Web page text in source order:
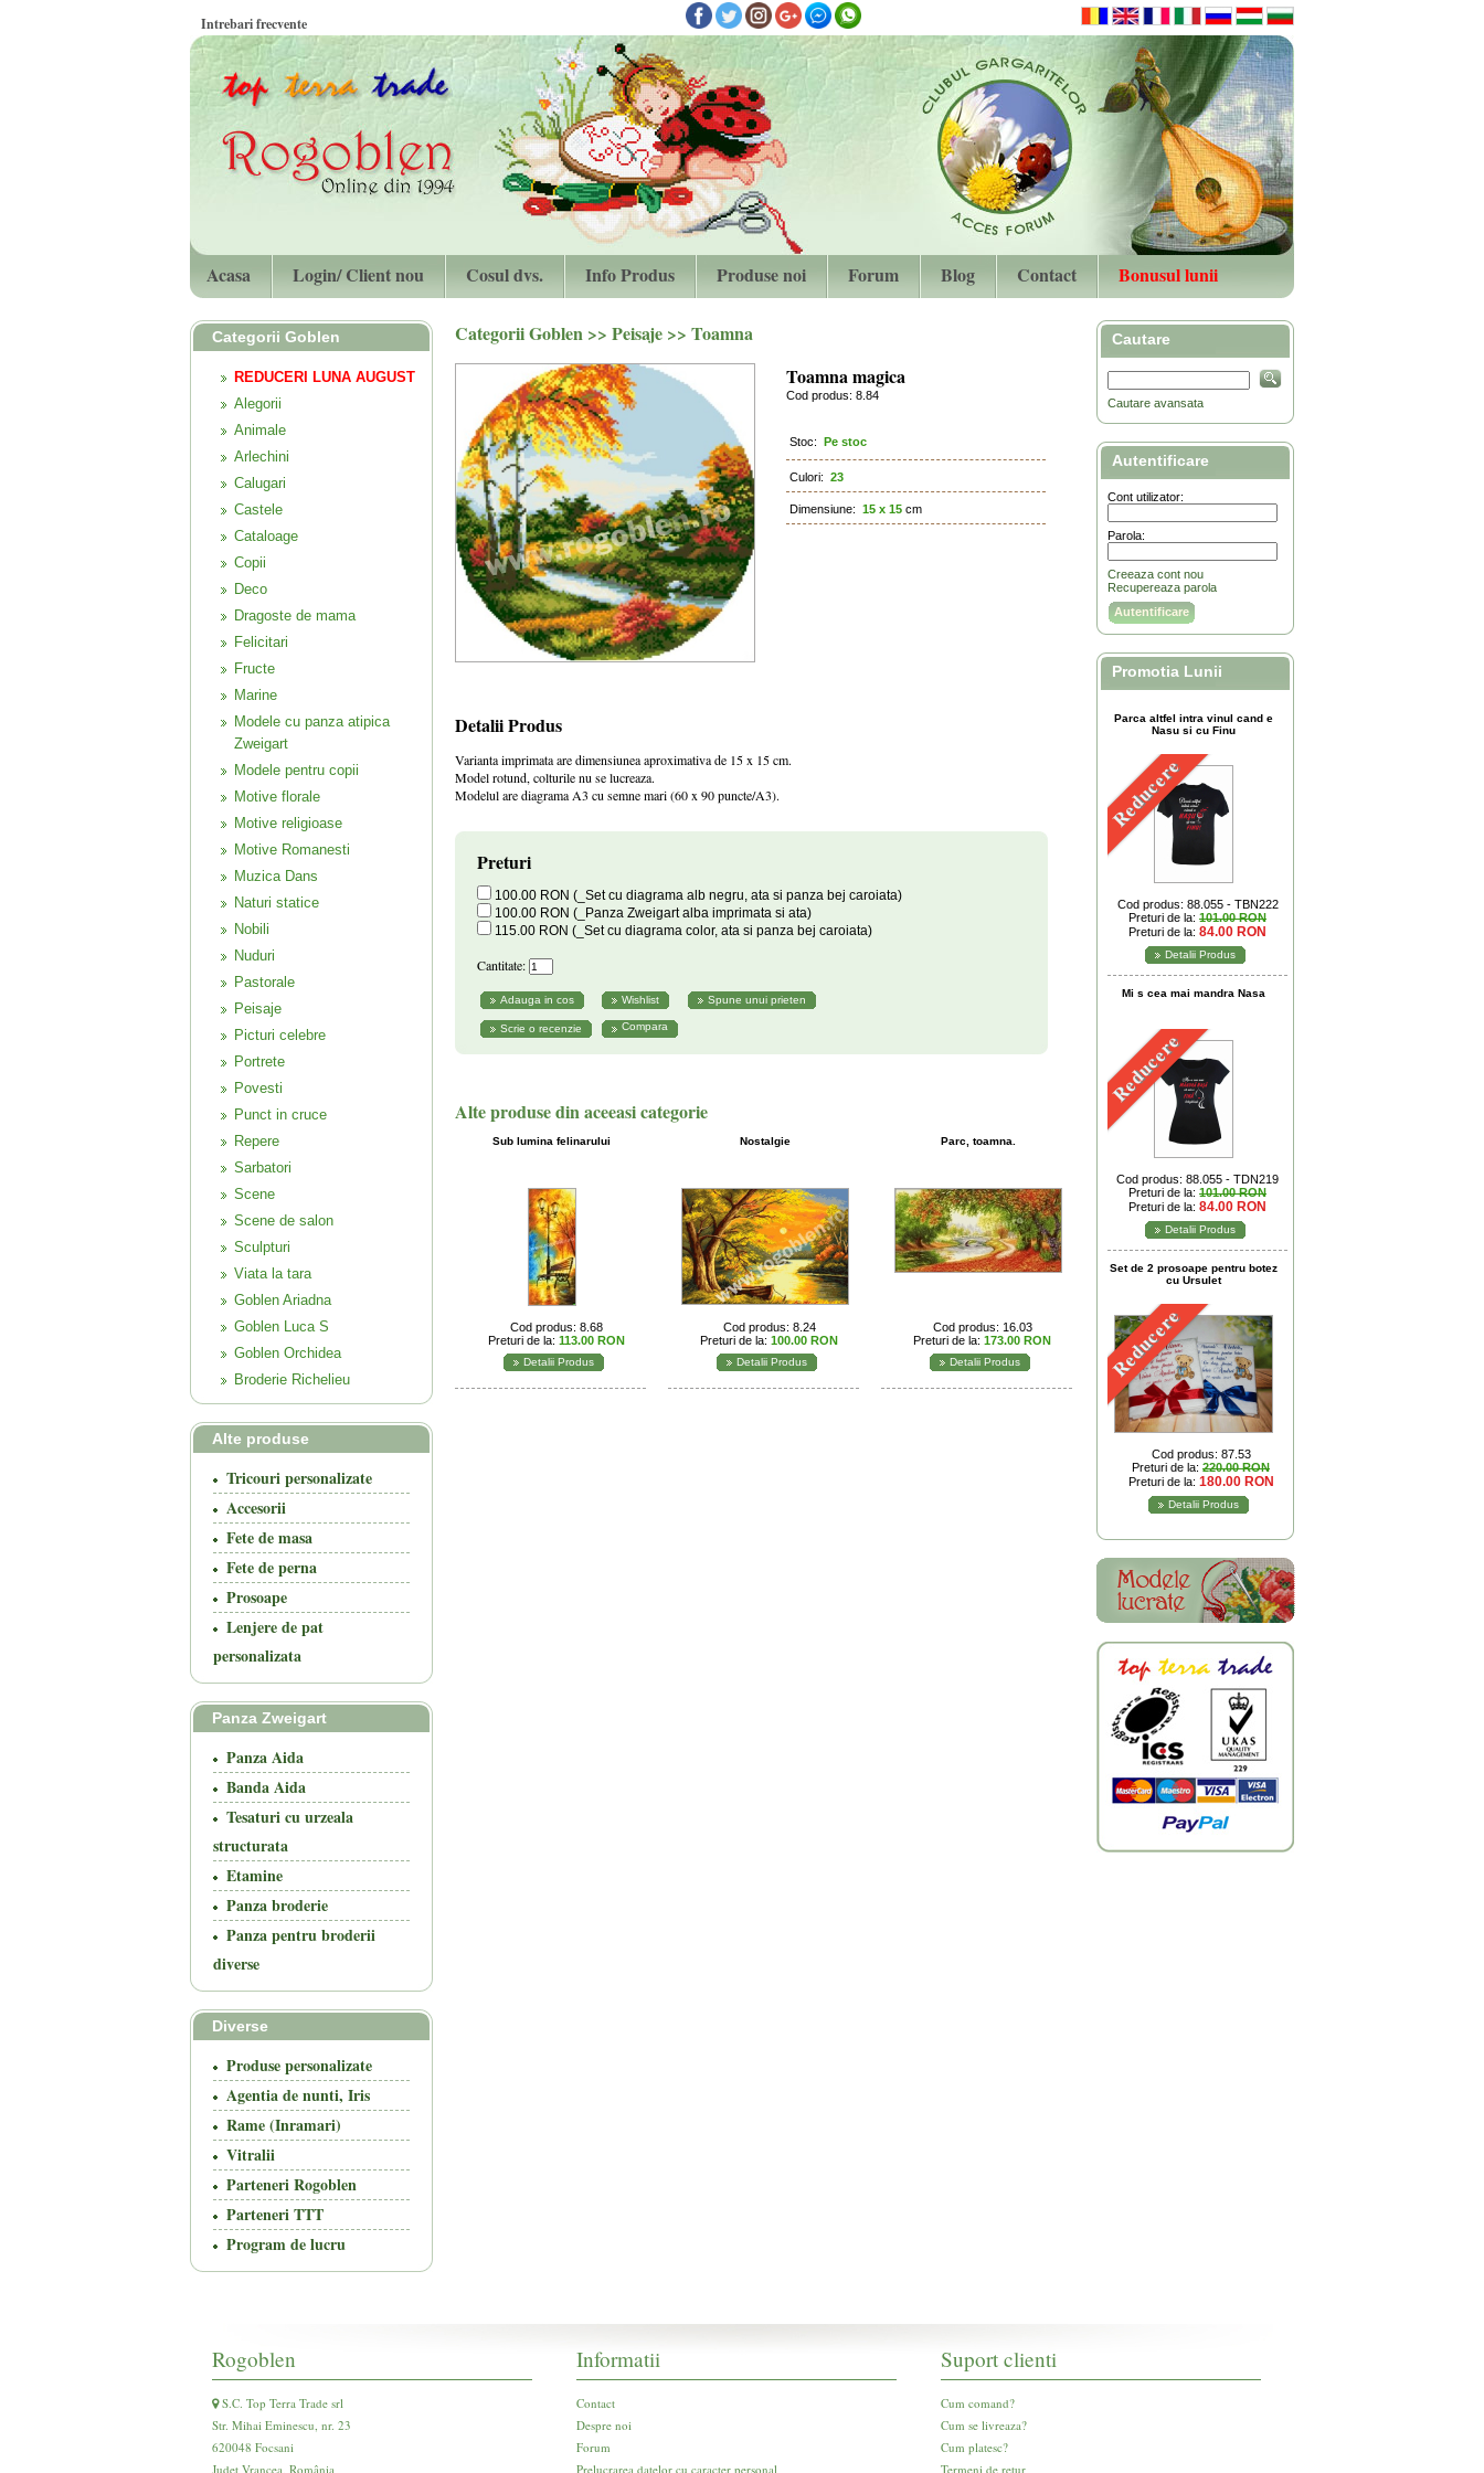
Intrebari frecvente
Acasa Login/ Client nou Cosul dvs. Info Produs Produse noi Forum Blog Contact Bonusul lunii
Categorii Goblen
REDUCERI LUNA AUGUST
Alegorii
Animale
Arlechini
Calugari
Castele
Cataloage
Copii
Deco
Dragoste de mama
Felicitari
Fructe
Marine
Modele cu panza atipica
Zweigart
Modele pentru copii
Motive florale
Motive religioase
Motive Romanesti
Muzica Dans
Naturi statice
Nobili
Nuduri
Pastorale
Peisaje
Picturi celebre
Portrete
Povesti
Punct in cruce
Repere
Sarbatori
Scene
Scene de salon
Sculpturi
Viata la tara
Goblen Ariadna
Goblen Luca S
Goblen Orchidea
Broderie Richelieu
Alte produse
Tricouri personalizate
Accesorii
Fete de masa
Fete de perna
Prosoape
Lenjere de pat
personalizata
Panza Zweigart
Panza Aida
Banda Aida
Tesaturi cu urzeala
structurata
Etamine
Panza broderie
Panza pentru broderii
diverse
Diverse
Produse personalizate
Agentia de nunti, Iris
Rame (Inramari)
Vitralii
Parteneri Rogoblen
Parteneri TTT
Program de lucru
Categorii Goblen >> Peisaje >> Toamna
Toamna magica
Cod produs: 8.84
Stoc: Pe stoc
Culori: 23
Dimensiune: 15 x 15 cm
Detalii Produs
Varianta imprimata are dimensiunea aproximativa de 15 x 15 cm.
Model rotund, colturile nu se lucreaza.
Modelul are diagrama A3 cu semne mari (60 x 90 puncte/A3).
Preturi
100.00 RON (_Set cu diagrama alb negru, ata si panza bej caroiata)
100.00 RON (_Panza Zweigart alba imprimata si ata)
115.00 RON (_Set cu diagrama color, ata si panza bej caroiata)
Cantitate:
Compara
Alte produse din aceeasi categorie
Sub lumina felinarului
Cod produs: 8.68
Preturi de la: 113.00 RON
Detalii Produs
Nostalgie
Cod produs: 8.24
Preturi de la: 100.00 RON
Detalii Produs
Parc, toamna.
Cod produs: 16.03
Preturi de la: 173.00 RON
Detalii Produs
Cautare
Cautare avansata
Autentificare
Cont utilizator:
Parola:
Creeaza cont nou
Recupereaza parola
Promotia Lunii
Parca altfel intra vinul cand e
Nasu si cu Finu
Reducere
Cod produs: 88.055 - TBN222
Preturi de la: 101.00 RON
Preturi de la: 84.00 RON
Detalii Produs
Mi s cea mai mandra Nasa
Reducere
Cod produs: 88.055 - TDN219
Preturi de la: 101.00 RON
Preturi de la: 84.00 RON
Detalii Produs
Set de 2 prosoape pentru botez
cu Ursulet
Reducere
Cod produs: 87.53
Preturi de la: 220.00 RON
Preturi de la: 180.00 RON
Detalii Produs
Rogoblen
S.C. Top Terra Trade srl
Str. Mihai Eminescu, nr. 23
620048 Focsani
Județ Vrancea, România
Informatii
Contact
Despre noi
Forum
Prelucrarea datelor cu caracter personal
Suport clienti
Cum comand?
Cum se livreaza?
Cum platesc?
Termeni de retur